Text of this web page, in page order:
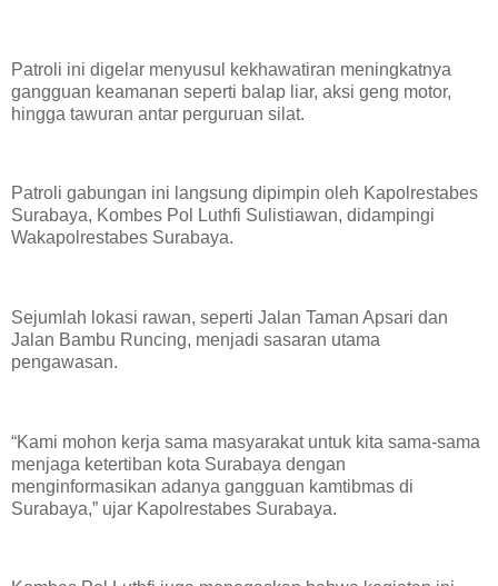
Patroli ini digelar menyusul kekhawatiran meningkatnya
gangguan keamanan seperti balap liar, aksi geng motor,
hingga tawuran antar perguruan silat.
Patroli gabungan ini langsung dipimpin oleh Kapolrestabes
Surabaya, Kombes Pol Luthfi Sulistiawan, didampingi
Wakapolrestabes Surabaya.
Sejumlah lokasi rawan, seperti Jalan Taman Apsari dan
Jalan Bambu Runcing, menjadi sasaran utama
pengawasan.
“Kami mohon kerja sama masyarakat untuk kita sama-sama
menjaga ketertiban kota Surabaya dengan
menginformasikan adanya gangguan kamtibmas di
Surabaya,” ujar Kapolrestabes Surabaya.